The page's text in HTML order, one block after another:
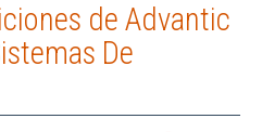
de Advantic
De